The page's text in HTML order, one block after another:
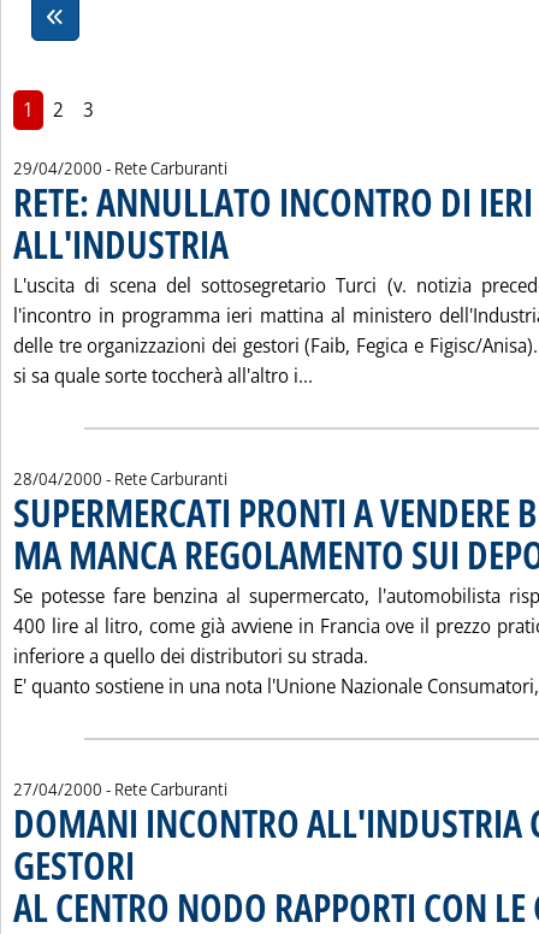
1 2 3
29/04/2000 - Rete Carburanti
RETE: ANNULLATO INCONTRO DI IERI
ALL'INDUSTRIA
L'uscita di scena del sottosegretario Turci (v. notizia
l'incontro in programma ieri mattina al ministero
delle tre organizzazioni dei gestori (Faib, Fegica e Figisc/
si sa quale sorte toccherà all'altro i...
28/04/2000 - Rete Carburanti
SUPERMERCATI PRONTI A VENDERE
MA MANCA REGOLAMENTO SUI
Se potesse fare benzina al supermercato, l'automobilista
400 lire al litro, come già avviene in Francia ove il prezzo
inferiore a quello dei distributori su strada.
E' quanto sostiene in una nota l'Unione Nazionale
27/04/2000 - Rete Carburanti
DOMANI INCONTRO ALL'INDUSTRIA
GESTORI
AL CENTRO NODO RAPPORTI CON